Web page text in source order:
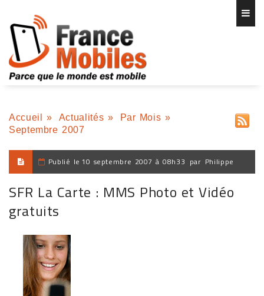
Accueil » Actualités » Par Mois »
Septembre 2007
Publié le 10 septembre 2007 à 08h33 par Philippe
SFR La Carte : MMS Photo et Vidéo
gratuits